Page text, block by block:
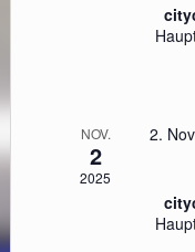
NOV.
2
2025
2.